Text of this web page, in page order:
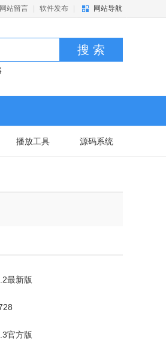
网站留言 软件发布 网站导航
搜 索
播放工具 源码系统
最新版
官方版